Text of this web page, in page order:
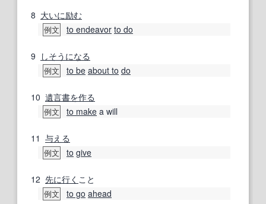
8 大いに励む
例文 to endeavor to do
9 しそうになる
例文 to be about to do
10 遺言書を作る
例文 to make a will
11 与える
例文 to give
12 先に行く こと
例文 to go ahead